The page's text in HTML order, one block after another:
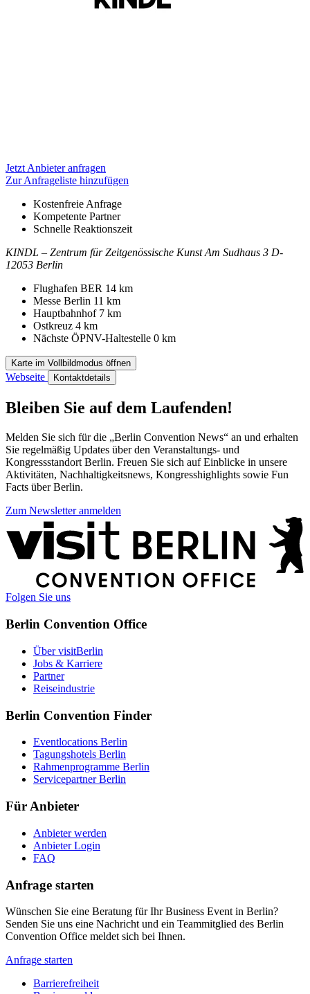
Jetzt Anbieter anfragen
Zur Anfrageliste hinzufügen
Kostenfreie Anfrage
Kompetente Partner
Schnelle Reaktionszeit
Kontakt
Adresse
KINDL – Zentrum für Zeitgenössische KunstAm Sudhaus 3 D-
12053 Berlin
Flughafen BER 14 km
Messe Berlin 11 km
Hauptbahnhof 7 km
Ostkreuz 4 km
Nächste ÖPNV-Haltestelle 0 km
Karte im Vollbildmodus öffnen
Webseite Kontaktdetails
Bleiben Sie auf dem Laufenden!
Melden Sie sich für die „Berlin Convention News“ an und erhalten
Sie regelmäßig Updates über den Veranstaltungs- und
Kongressstandort Berlin. Freuen Sie sich auf Einblicke in unsere
Aktivitäten, Nachhaltigkeitsnews, Kongresshighlights sowie Fun
Facts über Berlin.
Zum Newsletter anmelden
Weitere
Informationen
Folgen Sie uns
Berlin Convention Office
Über visitBerlin
Jobs & Karriere
Partner
Reiseindustrie
Berlin Convention Finder
Eventlocations Berlin
Tagungshotels Berlin
Rahmenprogramme Berlin
Servicepartner Berlin
Für Anbieter
Anbieter werden
Anbieter Login
FAQ
Anfrage starten
Wünschen Sie eine Beratung für Ihr Business Event in Berlin?
Senden Sie uns eine Nachricht und ein Teammitglied des Berlin
Convention Office meldet sich bei Ihnen.
Anfrage starten
Barrierefreiheit